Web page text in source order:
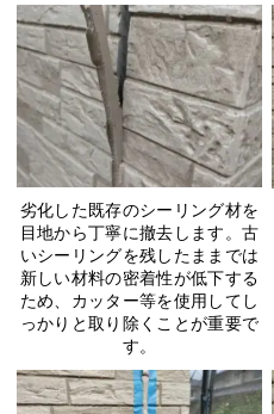
劣化した既存のシーリング材を
目地から丁寧に撤去します。古
いシーリングを残したままでは
新しい材料の密着性が低下する
ため、カッター等を使用してし
っかりと取り除くことが重要で
す。